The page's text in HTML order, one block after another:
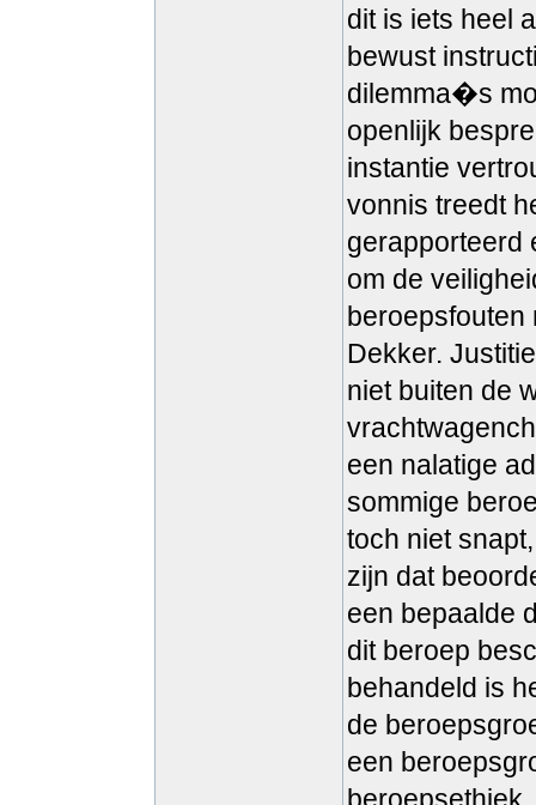
dit is iets heel
bewust
dilemma�s
openlijk
instantie
vonnis treedt
gerapporteerd
om de
beroepsfouten
Dekker.
niet buiten de
een nalatige
sommige
toch niet
zijn dat
een bepaalde
dit beroep
behandeld is
de
een